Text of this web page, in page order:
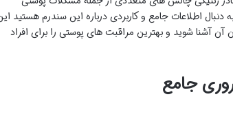
دنبال اطلاعات جامع و کاربردی درباره این سندرم هستید
آشنا شوید و بهترین مراقبت های پوستی را برای افراد
جامع